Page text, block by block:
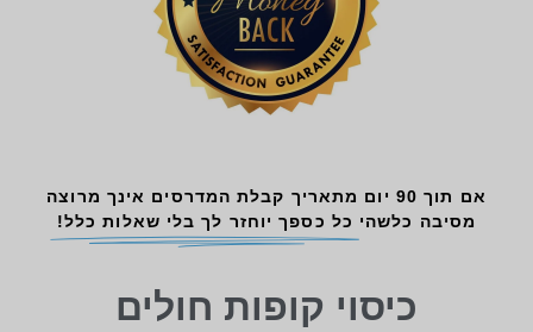
אם תוך 90 יום מתאריך קבלת המדרסים אינך מרוצה
מסיבה כלשהי כל כספך יוחזר לך בלי שאלות כלל!
כיסוי קופות חולים